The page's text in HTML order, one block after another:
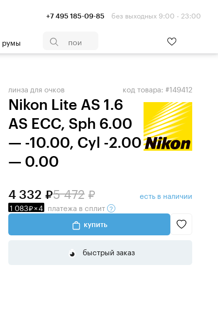
+7 495 185-09-85 без выходных 9:00 - 23:00
румы
линза для очков
Nikon Lite AS 1.6
AS ECC, Sph 6.00
— -10.00, Cyl -2.00
— 0.00
код товара: #149412
5 472
4 332
1 083 ×4 платежа в сплит
есть в наличии
купить
быстрый заказ